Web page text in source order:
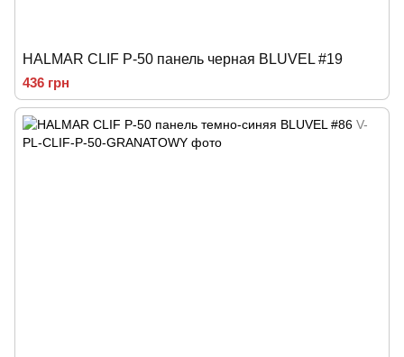
HALMAR CLIF P-50 панель черная BLUVEL #19
436 грн